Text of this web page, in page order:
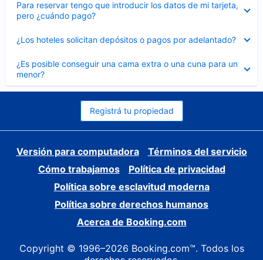
Para reservar tengo que introducir los datos de mi tarjeta,
pero ¿cuándo pago?
cerrado
¿Los hoteles solicitan depósitos o pagos por adelantado?
cerrado
¿Es posible conseguir una cama extra o una cuna para un
menor?
cerrado
Registrá tu propiedad
Versión para computadora
Términos del servicio
Cómo trabajamos
Política de privacidad
Política sobre esclavitud moderna
Política sobre derechos humanos
Acerca de Booking.com
Copyright © 1996–2026 Booking.com™. Todos los